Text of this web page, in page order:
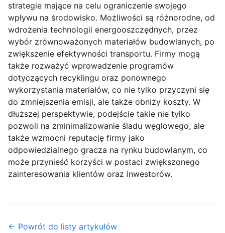
strategie mające na celu ograniczenie swojego
wpływu na środowisko. Możliwości są różnorodne, od
wdrożenia technologii energooszczędnych, przez
wybór zrównoważonych materiałów budowlanych, po
zwiększenie efektywności transportu. Firmy mogą
także rozważyć wprowadzenie programów
dotyczących recyklingu oraz ponownego
wykorzystania materiałów, co nie tylko przyczyni się
do zmniejszenia emisji, ale także obniży koszty. W
dłuższej perspektywie, podejście takie nie tylko
pozwoli na zminimalizowanie śladu węglowego, ale
także wzmocni reputację firmy jako
odpowiedzialnego gracza na rynku budowlanym, co
może przynieść korzyści w postaci zwiększonego
zainteresowania klientów oraz inwestorów.
← Powrót do listy artykułów